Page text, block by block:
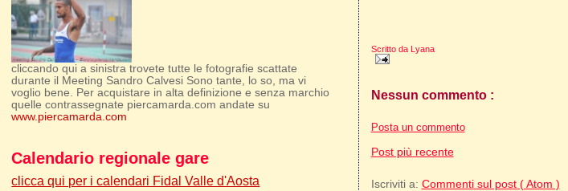
Scritto da Lyana
Nessun commento :
Posta un commento
Post più recente
Iscriviti a: Commenti sul post ( Atom )
cliccando qui a sinistra trovete tutte le fotografie scattate
durante il Meeting Sandro Calvesi Sono tante, lo so, ma vi
voglio bene. Per acquistare in alta definizione e senza marchio
quelle contrassegnate piercamarda.com andate su
www.piercamarda.com
Calendario regionale gare
clicca qui per i calendari Fidal Valle d'Aosta